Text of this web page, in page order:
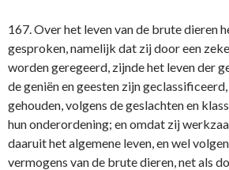
167. Over het leven van de brute dieren
gesproken, namelijk dat zij door een
worden geregeerd, zijnde het leven der
de geniën en geesten zijn
gehouden, volgens de geslachten en
hun onderordening; en omdat zij
daaruit het algemene leven, en wel
vermogens van de brute dieren, net als